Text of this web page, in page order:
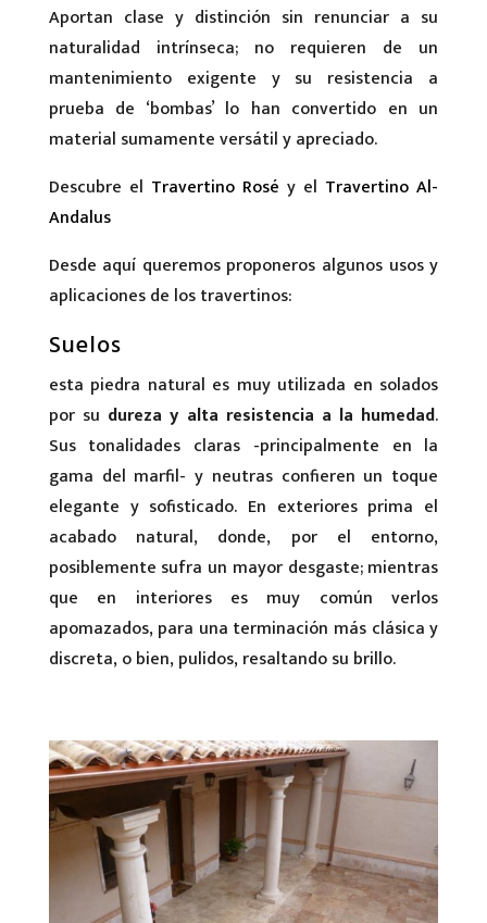
Aportan clase y distinción sin renunciar a su
naturalidad intrínseca; no requieren de un
mantenimiento exigente y su resistencia a
prueba de ‘bombas’ lo han convertido en un
material sumamente versátil y apreciado.
Descubre el Travertino Rosé y el Travertino Al-
Andalus
Desde aquí queremos proponeros algunos usos y
aplicaciones de los travertinos:
Suelos
esta piedra natural es muy utilizada en solados
por su dureza y alta resistencia a la humedad.
Sus tonalidades claras -principalmente en la
gama del marfil- y neutras confieren un toque
elegante y sofisticado. En exteriores prima el
acabado natural, donde, por el entorno,
posiblemente sufra un mayor desgaste; mientras
que en interiores es muy común verlos
apomazados, para una terminación más clásica y
discreta, o bien, pulidos, resaltando su brillo.